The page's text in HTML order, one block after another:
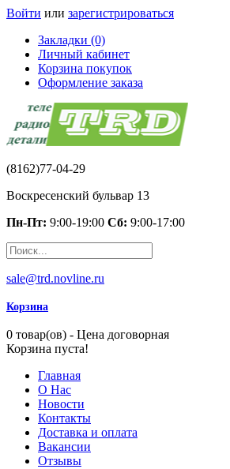
Войти или зарегистрироваться
Закладки (0)
Личный кабинет
Корзина покупок
Оформление заказа
(8162)77-04-29
Воскресенский бульвар 13
Пн-Пт: 9:00-19:00 Сб: 9:00-17:00
sale@trd.novline.ru
Корзина
0 товар(ов) - Цена договорная
Корзина пуста!
Главная
О Нас
Новости
Контакты
Доставка и оплата
Вакансии
Отзывы